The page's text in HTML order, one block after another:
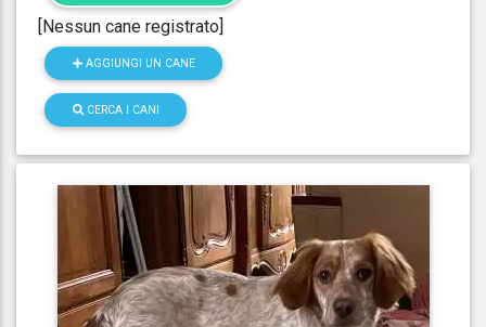
[Nessun cane registrato]
AGGIUNGI UN CANE
CERCA I CANI